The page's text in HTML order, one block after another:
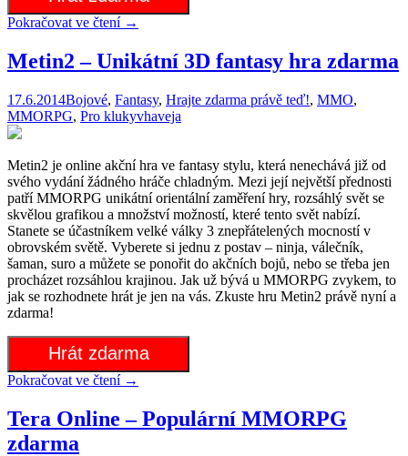
Pokračovat ve čtení →
Metin2 – Unikátní 3D fantasy hra zdarma
17.6.2014Bojové, Fantasy, Hrajte zdarma právě teď!, MMO,
MMORPG, Pro klukyvhaveja
Metin2 je online akční hra ve fantasy stylu, která nenechává již od
svého vydání žádného hráče chladným. Mezi její největší přednosti
patří MMORPG unikátní orientální zaměření hry, rozsáhlý svět se
skvělou grafikou a množství možností, které tento svět nabízí.
Stanete se účastníkem velké války 3 znepřátelených mocností v
obrovském světě. Vyberete si jednu z postav – ninja, válečník,
šaman, suro a můžete se ponořit do akčních bojů, nebo se třeba jen
procházet rozsáhlou krajinou. Jak už bývá u MMORPG zvykem, to
jak se rozhodnete hrát je jen na vás. Zkuste hru Metin2 právě nyní a
zdarma!
Hrát zdarma
Pokračovat ve čtení →
Tera Online – Populární MMORPG
zdarma